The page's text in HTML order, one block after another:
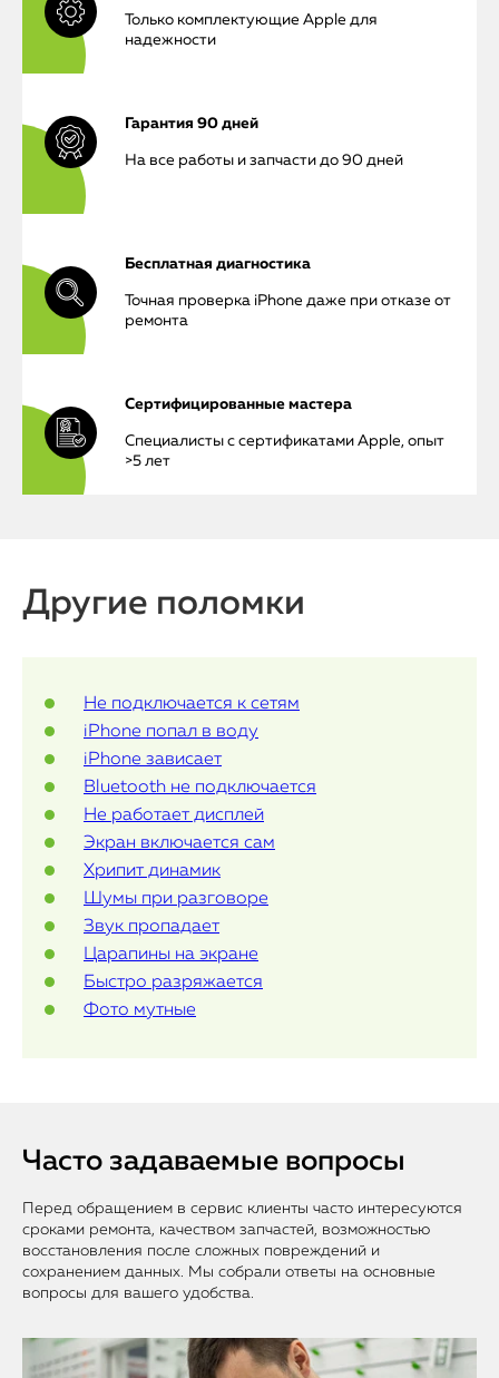
iPhone
Watch
iPad
Mac Mini
Статьи
Только комплектующие Apple для
надежности
Гарантия 90 дней
На все работы и запчасти до 90 дней
Бесплатная диагностика
Точная проверка iPhone даже при отказе от
ремонта
Сертифицированные мастера
Специалисты с сертификатами Apple, опыт
>5 лет
Другие поломки
Не подключается к сетям
iPhone попал в воду
iPhone зависает
Bluetooth не подключается
Не работает дисплей
Экран включается сам
Хрипит динамик
Шумы при разговоре
Звук пропадает
Царапины на экране
Быстро разряжается
Фото мутные
Часто задаваемые вопросы
Перед обращением в сервис клиенты часто интересуются
сроками ремонта, качеством запчастей, возможностью
восстановления после сложных повреждений и
сохранением данных. Мы собрали ответы на основные
вопросы для вашего удобства.